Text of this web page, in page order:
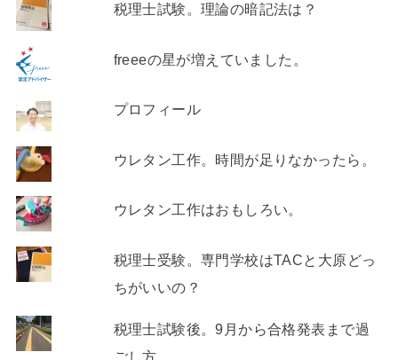
税理士試験。理論の暗記法は？
freeeの星が増えていました。
プロフィール
ウレタン工作。時間が足りなかったら。
ウレタン工作はおもしろい。
税理士受験。専門学校はTACと大原どっ
ちがいいの？
税理士試験後。9月から合格発表まで過
ごし方。